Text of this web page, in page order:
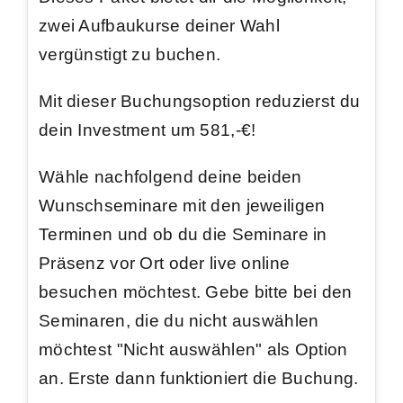
zwei Aufbaukurse deiner Wahl
vergünstigt zu buchen.
Mit dieser Buchungsoption reduzierst du
dein Investment um 581,-€!
Wähle nachfolgend deine beiden
Wunschseminare mit den jeweiligen
Terminen und ob du die Seminare in
Präsenz vor Ort oder live online
besuchen möchtest. Gebe bitte bei den
Seminaren, die du nicht auswählen
möchtest "Nicht auswählen" als Option
an. Erste dann funktioniert die Buchung.